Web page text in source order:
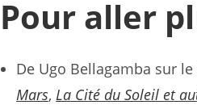
Pour aller
De Ugo Bellagamba sur le
Mars,La Cité du Soleil et